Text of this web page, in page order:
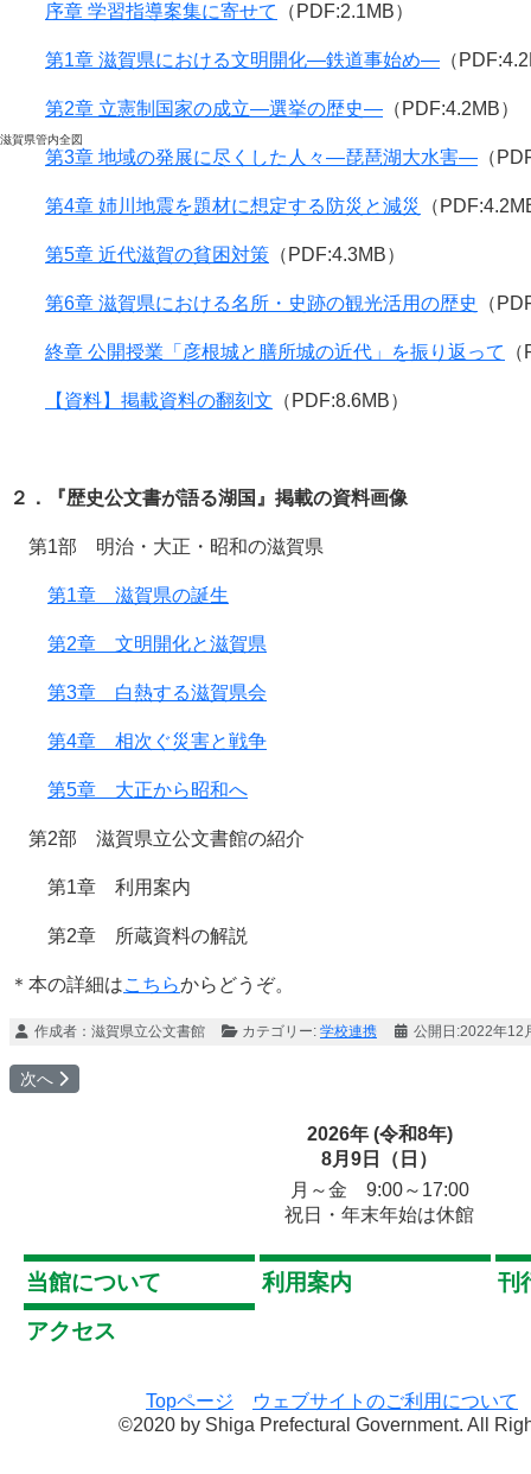
滋賀県管内全図
序章 学習指導案集に寄せて （PDF:2.1MB）
第1章 滋賀県における文明開化―鉄道事始め― （
第2章 立憲制国家の成立―選挙の歴史― （PDF:4.2MB）
第3章 地域の発展に尽くした人々―琵琶湖大水害― （
第4章 姉川地震を題材に想定する防災と減災 （
第5章 近代滋賀の貧困対策 （PDF:4.3MB）
第6章 滋賀県における名所・史跡の観光活用の歴史 （
終章 公開授業「彦根城と膳所城の近代」を振り返って
【資料】掲載資料の翻刻文 （PDF:8.6MB）
２．『歴史公文書が語る湖国』掲載の資料画像
第1部 明治・大正・昭和の滋賀県
第1章 滋賀県の誕生
第2章 文明開化と滋賀県
第3章 白熱する滋賀県会
第4章 相次ぐ災害と戦争
第5章 大正から昭和へ
第2部 滋賀県立公文書館の紹介
第1章 利用案内
第2章 所蔵資料の解説
＊本の詳細はこちらからどうぞ。
作成者： 滋賀県立公文書館 カテゴリー: 学校連携 公開日:2022年12
次の記事へ: 第1章 滋賀県の誕生
次へ
2026年 (令和8年)
8月9日（日）
月～金 9:00～17:00
祝日・年末年始は休館
当館について 利用案内
刊
アクセス
Topページ
ウェブサイトのご利用について
©2020 by Shiga Prefectural Government. All